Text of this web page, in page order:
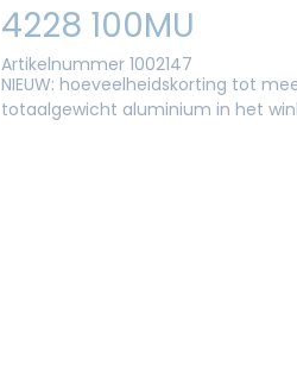
4228 100MU
Artikelnummer 1002147
NIEUW: hoeveelheidskorting tot
totaalgewicht aluminium in het